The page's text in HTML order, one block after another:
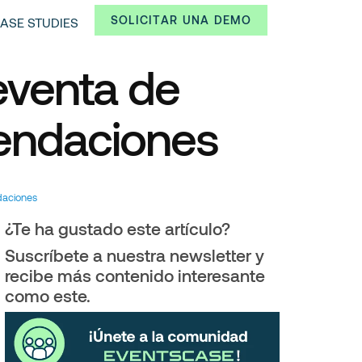
SOLICITAR UNA DEMO
STUDIES
de
¿Te ha gustado este artículo?
Suscríbete a nuestra newsletter y
recibe más contenido interesante
como este.